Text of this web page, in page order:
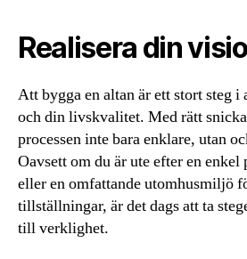
Realisera din
Att bygga en altan är ett stort steg
och din livskvalitet. Med rätt
processen inte bara enklare, utan
Oavsett om du är ute efter en
eller en omfattande utomhusmiljö
tillställningar, är det dags att ta
till verklighet.